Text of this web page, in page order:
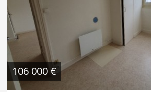
106 000 €